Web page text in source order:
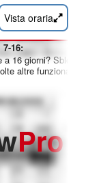
Vista oraria
16:
16 giorni? Sblocca la
altre funzionalità
Pro